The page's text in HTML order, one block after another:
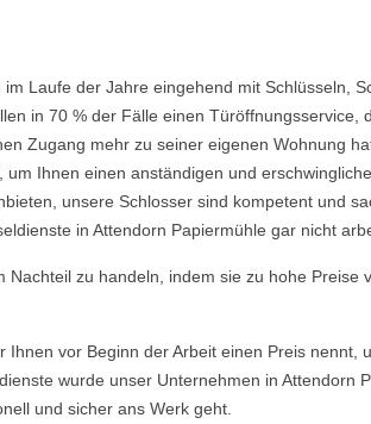
Laufe der Jahre eingehend mit Schlüsseln,
in 70 % der Fälle einen
Zugang mehr zu seiner eigenen Wohnung
Ihnen einen anständigen und
unsere Schlosser sind kompetent und
in Attendorn Papiermühle gar nicht
zu handeln, indem sie zu hohe
vor Beginn der Arbeit einen Preis nennt,
wurde unser Unternehmen in Attendorn
und sicher ans Werk geht.